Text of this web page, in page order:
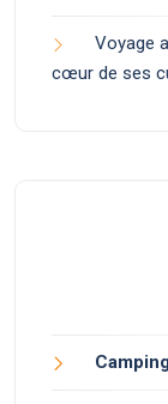
Voyage
cœur de ses